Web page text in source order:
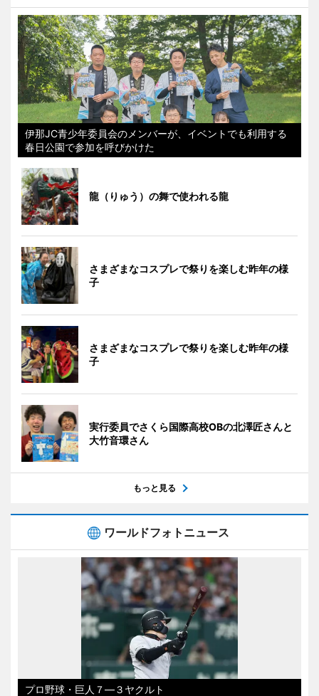
伊那JC青少年委員会のメンバーが、イベントでも利用する
春日公園で参加を呼びかけた
龍（りゅう）の舞で使われる龍
さまざまなコスプレで祭りを楽しむ昨年の様
子
さまざまなコスプレで祭りを楽しむ昨年の様
子
実行委員でさくら国際高校OBの北澤匠さんと
大竹音環さん
もっと見る
ワールドフォトニュース
プロ野球・巨人７―３ヤクルト